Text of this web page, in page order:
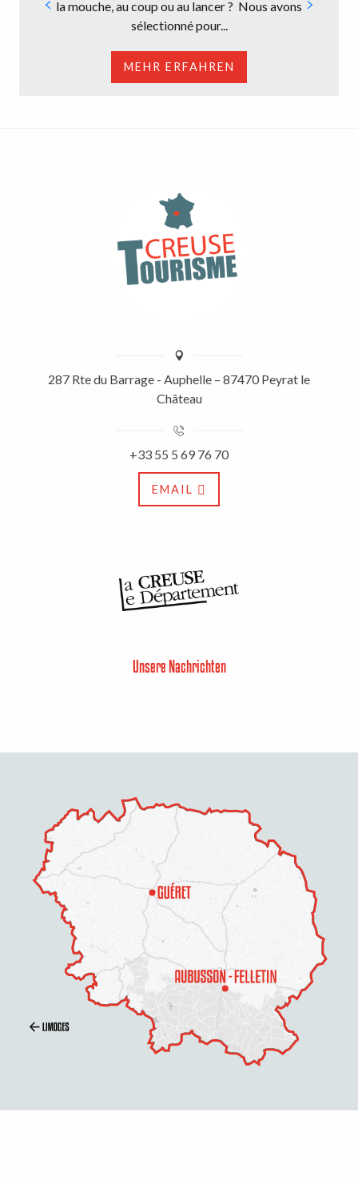
la mouche, au coup ou au lancer ? Nous avons
sélectionné pour...
MEHR ERFAHREN
287 Rte du Barrage - Auphelle – 87470 Peyrat le
Château
+33 55 5 69 76 70
EMAIL
Unsere Nachrichten